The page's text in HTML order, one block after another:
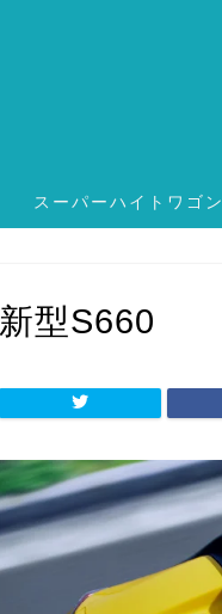
スーパーハイトワゴン
新型S660